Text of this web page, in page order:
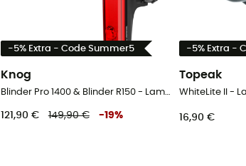
-5% Extra - Code Summer5
Knog
Blinder Pro 1400 & Blinder R150 - Lampe avant vélo
121,90 € 149,90 € -19%
-5% Extra -
Topeak
WhiteLite II -
16,90 €